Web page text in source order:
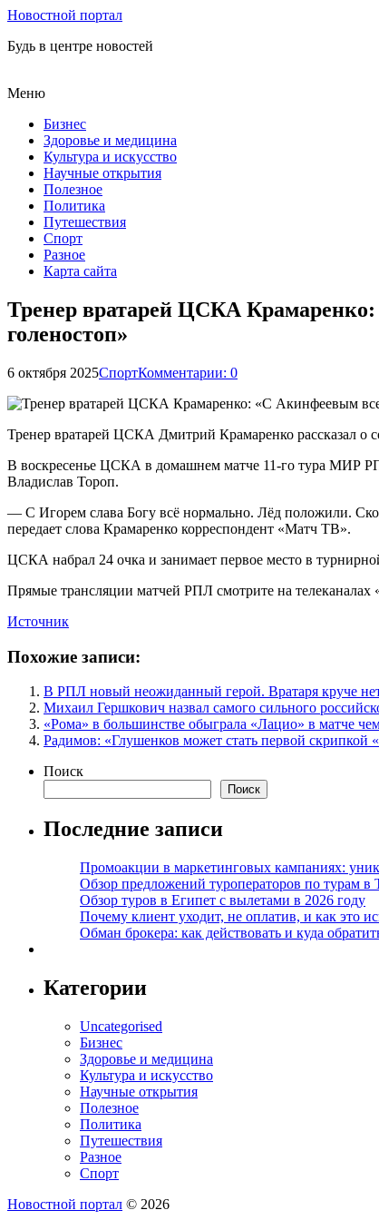
Новостной портал
Будь в центре новостей
Меню
Бизнес
Здоровье и медицина
Культура и искусство
Научные открытия
Полезное
Политика
Путешествия
Спорт
Разное
Карта сайта
Тренер вратарей ЦСКА
голеностоп»
6 октября 2025СпортКомментарии: 0
Тренер вратарей ЦСКА Дмитрий Крамаренко рассказал о
В воскресенье ЦСКА в домашнем матче 11‑го тура МИР
Владислав Тороп.
— С Игорем слава Богу всё нормально. Лёд положили.
передает слова Крамаренко корреспондент «Матч ТВ».
ЦСКА набрал 24 очка и занимает первое место в
Прямые трансляции матчей РПЛ смотрите на
Источник
Похожие записи:
В РПЛ новый неожиданный герой. Вратаря круче
Михаил Гершкович назвал самого сильного
«Рома» в большинстве обыграла «Лацио» в матче
Радимов: «Глушенков может стать первой скрипкой
Поиск
Поиск
Последние записи
Промоакции в маркетинговых кампаниях:
Обзор предложений туроператоров по турам в
Обзор туров в Египет с вылетами в 2026 году
Почему клиент уходит, не оплатив, и как это
Обман брокера: как действовать и куда
Категории
Uncategorised
Бизнес
Здоровье и медицина
Культура и искусство
Научные открытия
Полезное
Политика
Путешествия
Разное
Спорт
Новостной портал © 2026